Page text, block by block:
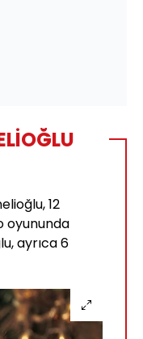
12
oyununda
ayrıca 6